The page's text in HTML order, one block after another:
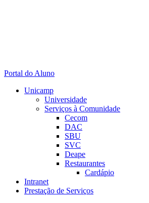
Portal do Aluno
Unicamp
Universidade
Serviços à Comunidade
Cecom
DAC
SBU
SVC
Deape
Restaurantes
Cardápio
Intranet
Prestação de Serviços